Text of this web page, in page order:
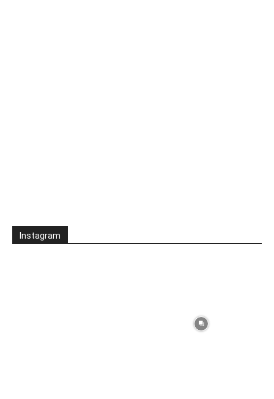
Instagram